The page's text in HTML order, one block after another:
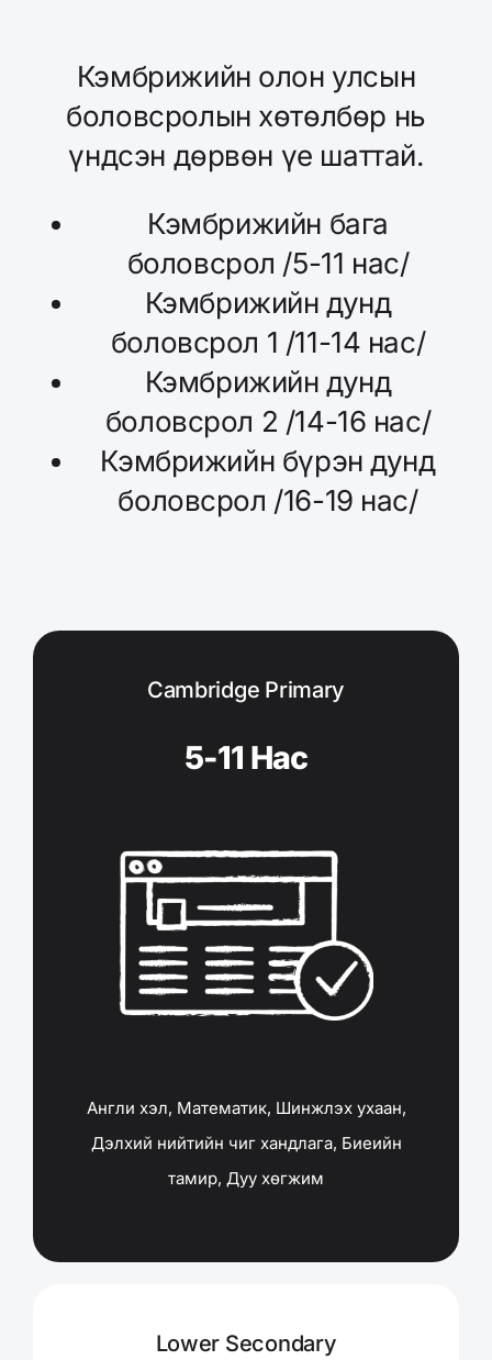
Кэмбрижийн олон улсын
боловсролын хөтөлбөр нь
үндсэн дөрвөн үе шаттай.
Кэмбрижийн бага
боловсрол /5-11 нас/
Кэмбрижийн дунд
боловсрол 1 /11-14 нас/
Кэмбрижийн дунд
боловсрол 2 /14-16 нас/
Кэмбрижийн бүрэн дунд
боловсрол /16-19 нас/
Cambridge Primary
5-11 Нас
Англи хэл, Математик, Шинжлэх ухаан,
Дэлхий нийтийн чиг хандлага, Биеийн
тамир, Дуу хөгжим
Lower Secondary